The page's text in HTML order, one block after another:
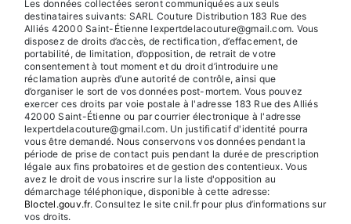
Les données collectées seront communiquées aux seuls
destinataires suivants: SARL Couture Distribution 183 Rue des
Alliés 42000 Saint-Étienne lexpertdelacouture@gmail.com. Vous
disposez de droits d’accès, de rectification, d’effacement, de
portabilité, de limitation, d’opposition, de retrait de votre
consentement à tout moment et du droit d’introduire une
réclamation auprès d’une autorité de contrôle, ainsi que
d’organiser le sort de vos données post-mortem. Vous pouvez
exercer ces droits par voie postale à l'adresse 183 Rue des Alliés
42000 Saint-Étienne ou par courrier électronique à l'adresse
lexpertdelacouture@gmail.com. Un justificatif d'identité pourra
vous être demandé. Nous conservons vos données pendant la
période de prise de contact puis pendant la durée de prescription
légale aux fins probatoires et de gestion des contentieux. Vous
avez le droit de vous inscrire sur la liste d'opposition au
démarchage téléphonique, disponible à cette adresse:
Bloctel.gouv.fr. Consultez le site cnil.fr pour plus d’informations sur
vos droits.